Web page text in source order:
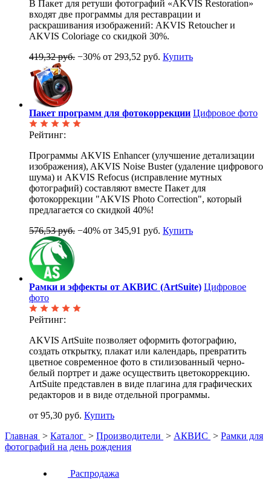
В Пакет для ретуши фотографий «AKVIS Restoration»
входят две программы для реставрации и
раскрашивания изображений: AKVIS Retoucher и
AKVIS Coloriage со скидкой 30%.
419,32 руб. −30% от 293,52 руб. Купить
Пакет программ для фотокоррекции Цифровое фото
Рейтинг:
Программы AKVIS Enhancer (улучшение детализации
изображения), AKVIS Noise Buster (удаление цифрового
шума) и AKVIS Refocus (исправление мутных
фотографий) составляют вместе Пакет для
фотокоррекции "AKVIS Photo Correction", который
предлагается со скидкой 40%!
576,53 руб. −40% от 345,91 руб. Купить
Рамки и эффекты от АКВИС (ArtSuite) Цифровое
фото
Рейтинг:
AKVIS ArtSuite позволяет оформить фотографию,
создать открытку, плакат или календарь, превратить
цветное современное фото в стилизованный черно-
белый портрет и даже осуществить цветокоррекцию.
ArtSuite представлен в виде плагина для графических
редакторов и в виде отдельной программы.
от 95,30 руб. Купить
Главная > Каталог > Производители > АКВИС > Рамки для
фотографий на день рождения
Распродажа